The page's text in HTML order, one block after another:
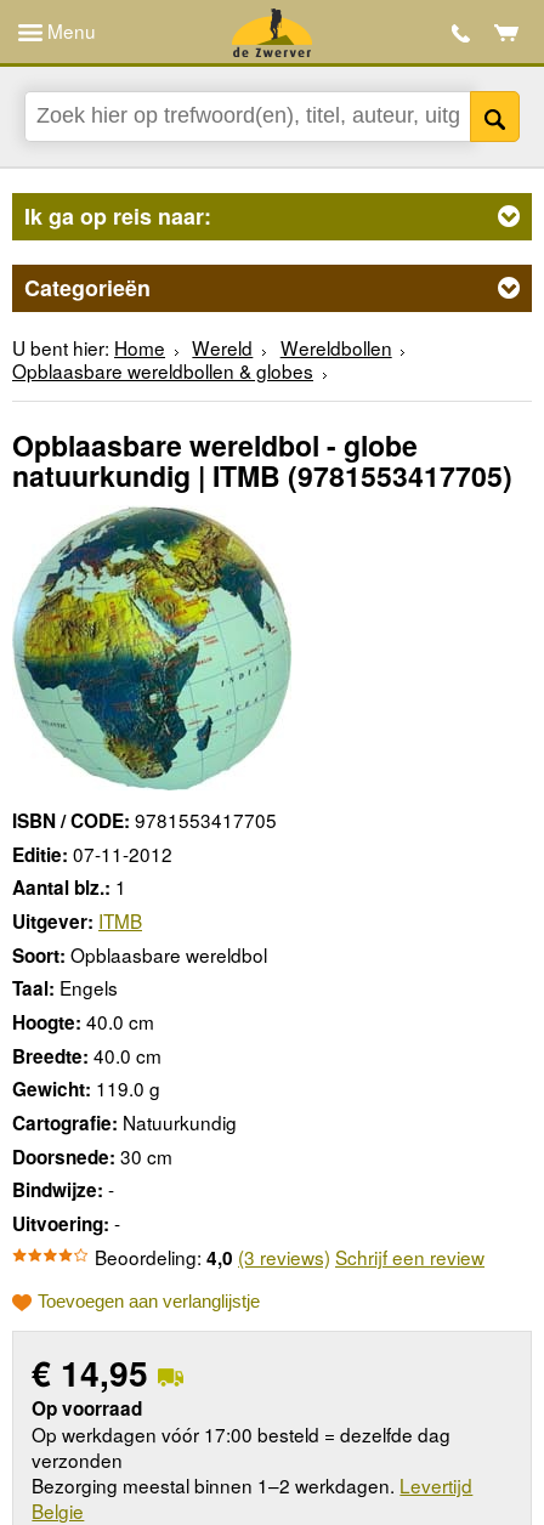
Menu
Ik ga op reis naar:
Categorieën
U bent hier: Home Wereld
Wereldbollen
Opblaasbare wereldbollen & globes
Opblaasbare wereldbol - globe
natuurkundig | ITMB (9781553417705)
ISBN / CODE: 9781553417705
Editie: 07-11-2012
Aantal blz.: 1
Uitgever: ITMB
Soort: Opblaasbare wereldbol
Taal: Engels
Hoogte: 40.0 cm
Breedte: 40.0 cm
Gewicht: 119.0 g
Cartografie: Natuurkundig
Doorsnede: 30 cm
Bindwijze: -
Uitvoering: -
Beoordeling: 4,0 (3 reviews) Schrijf een review
Toevoegen aan verlanglijstje
€ 14,95
Op voorraad
Op werkdagen vóór 17:00 besteld = dezelfde dag
verzonden
Bezorging meestal binnen 1–2 werkdagen. Levertijd
Belgie